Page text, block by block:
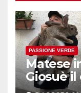
PASSIONE VERDE
Matese
Giosuè